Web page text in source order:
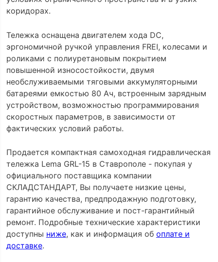
коридорах.
Тележка оснащена двигателем хода DC,
эргономичной ручкой управления FREI, колесами и
роликами с полиуретановым покрытием
повышенной износостойкости, двумя
необслуживаемыми тяговыми аккумуляторными
батареями емкостью 80 Ач, встроенным зарядным
устройством, возможностью программирования
скоростных параметров, в зависимости от
фактических условий работы.
Продается компактная самоходная гидравлическая
тележка Lema GRL-15 в Ставрополе - покупая у
официального поставщика компании
СКЛАДСТАНДАРТ, Вы получаете низкие цены,
гарантию качества, предпродажную подготовку,
гарантийное обслуживание и пост-гарантийный
ремонт. Подробные технические характеристики
доступны ниже, как и информация об оплате и
доставке.